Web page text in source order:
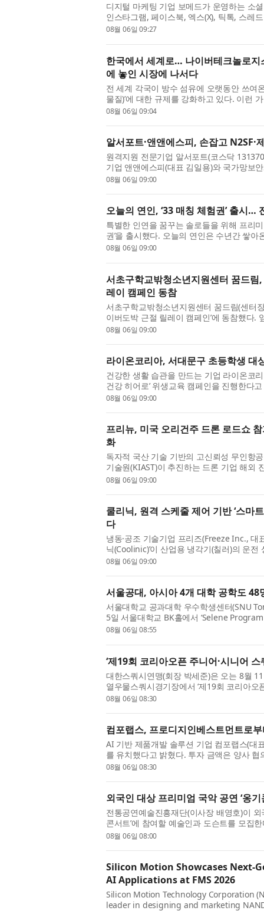
디지털 마케팅 기업 보메드가 운영하는 소
인스타그램, 페이스북, 엑스(X), 틱톡, 스레
서 이용할 수 있는 통합 환경을 제공한다고
08월 06일 09:27
한국에서 세계로… 나이버테크놀로
에 놓인 시장에 나서다
전 세계 각국이 방수 섬유에 오랫동안 쓰여
물질)’에 대한 규제를 강화하고 있다. 이런
Ltd.)가 성능 저하 없이 이 흐름에 대응할 수
08월 06일 09:04
알서포트·앤앤에스피, 손잡고 N2SF·
원격지원 전문기업 알서포트(코스닥
기업 앤앤에스피(대표 김일용)와 국가망보
원격지원 사업모델을 공동 발굴한다고 6일
08월 06일 09:00
오늘의 연인, ‘33 매칭 체험권’ 출시
특별한 인연을 꿈꾸는 솔로들을 위해 프리
권’을 출시했다. 오늘의 연인은 수년간 쌓
개인의 성향, 가치관, 조건 등을 종합적으로
08월 06일 09:00
서초구학교밖청소년지원센터 꿈드
레이 캠페인 동참
서초구학교밖청소년지원센터 꿈드림(센터
이버도박 근절 릴레이 캠페인’에 동참했다.
주자로 지목받아 릴레이에 참여하게 됐다.
08월 06일 09:00
라이온코리아, 서대문구 초등학생 대
건강한 생활 습관을 만드는 기업 라이온코
건강 히어로’ 위생교육 캠페인을 진행한다
라이온코리아와 서대문구보건소, 연세대학
08월 06일 09:00
프리뉴, 미국 오리건주 드론 로드쇼
화
독자적 국산 기술 기반의 고신뢰성 무인항
기술원(KIAST)이 추진하는 드론 기업 해외
드론 로드쇼’에 참가해 북미 시장 판로 개
08월 06일 09:00
쿨리닉, 원격 스케줄 제어 기반 ‘스마
다
냉동·공조 기술기업 프리즈(Freeze Inc., 대
닉(Coolinic)’이 산업용 냉각기(칠러)의 운
원격으로 자동 운전할 수 있는 ‘스마트 냉각
08월 06일 09:00
서울공대, 아시아 4개 대학 공학도
서울대학교 공과대학 우수학생센터(SNU
5일 서울대학교 BK홀에서 ‘Selene
대학교 학생 24명을 비롯해 홍콩과학기술
08월 06일 08:55
‘제19회 코리아오픈 주니어·시니어
대한스쿼시연맹(회장 박세준)은 오는 8월
열우물스쿼시경기장에서 ‘제19회 코리아
이번 대회의 시니어 부문은 8월 11일부터
08월 06일 08:30
컴포랩스, 프로디지인베스트먼트로
AI 기반 제품개발 솔루션 기업 컴포랩스(대
를 유치했다고 밝혔다. 투자 금액은 양사
는 인체 데이터 제공 솔루션 ‘사이즈랩
08월 06일 08:30
외국인 대상 프리미엄 국악 공연 ‘옹
전통공연예술진흥재단(이사장 배영호)이
콘서트’에 참여할 예술인과 도슨트를 모집
리는 외국인 대상 해설이 있는 국악 공연으
08월 06일 08:00
Silicon Motion Showcases Next-
AI Applications at FMS 2026
Silicon Motion Technology Corporation
leader in designing and marketing